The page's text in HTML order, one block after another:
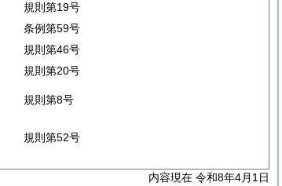
規則第19号
条例第59号
規則第46号
規則第20号
規則第8号
規則第52号
内容現在 令和8年4月1日